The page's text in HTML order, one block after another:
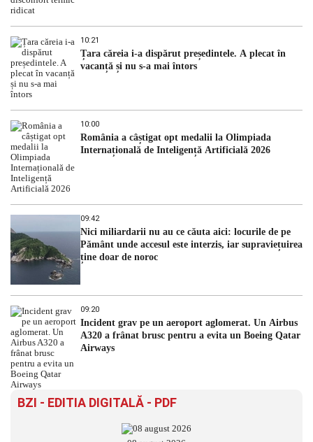
10:21
Țara căreia i-a dispărut președintele. A plecat în
vacanță și nu s-a mai întors
10:00
România a câștigat opt medalii la Olimpiada
Internațională de Inteligență Artificială 2026
09:42
Nici miliardarii nu au ce căuta aici: locurile de pe
Pământ unde accesul este interzis, iar supraviețuirea
ține doar de noroc
09:20
Incident grav pe un aeroport aglomerat. Un Airbus
A320 a frânat brusc pentru a evita un Boeing Qatar
Airways
BZI - EDITIA DIGITALĂ - PDF